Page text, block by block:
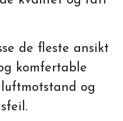
de fleste ansikt
komfertable
og